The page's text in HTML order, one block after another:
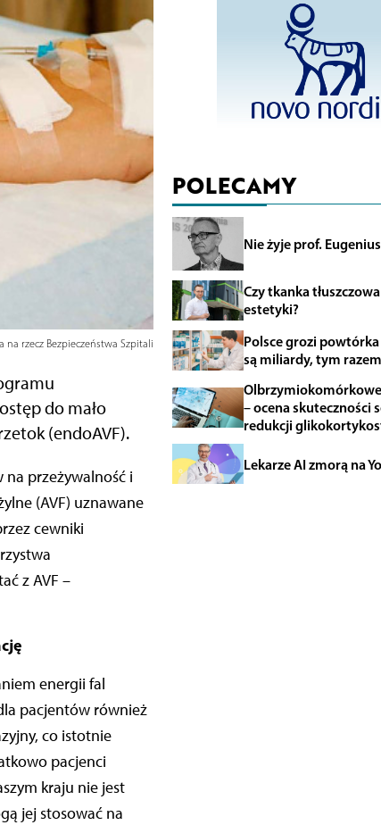
na rzecz Bezpieczeństwa Szpitali
do mało
(endoAVF).
(AVF) uznawane
cewniki
z AVF –
energii fal
pacjentów również
co istotnie
pacjenci
kraju nie jest
jej stosować na
POLECAMY
Nie żyje prof.
Czy tkanka
estetyki?
Polsce grozi powtórka
są miliardy, tym
– ocena skuteczności
redukcji
Lekarze AI zmorą na